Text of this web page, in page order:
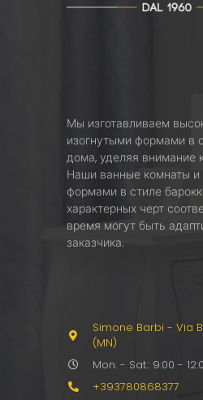
Мы изготавливаем
изогнутыми формами в
дома, уделяя внимание
Наши ванные комнаты
формами в стиле
характерных черт
время могут быть
заказчика.
Simone Barbi - Via
(MN)
Mon. - Sat.: 9:00 -
+393780868377